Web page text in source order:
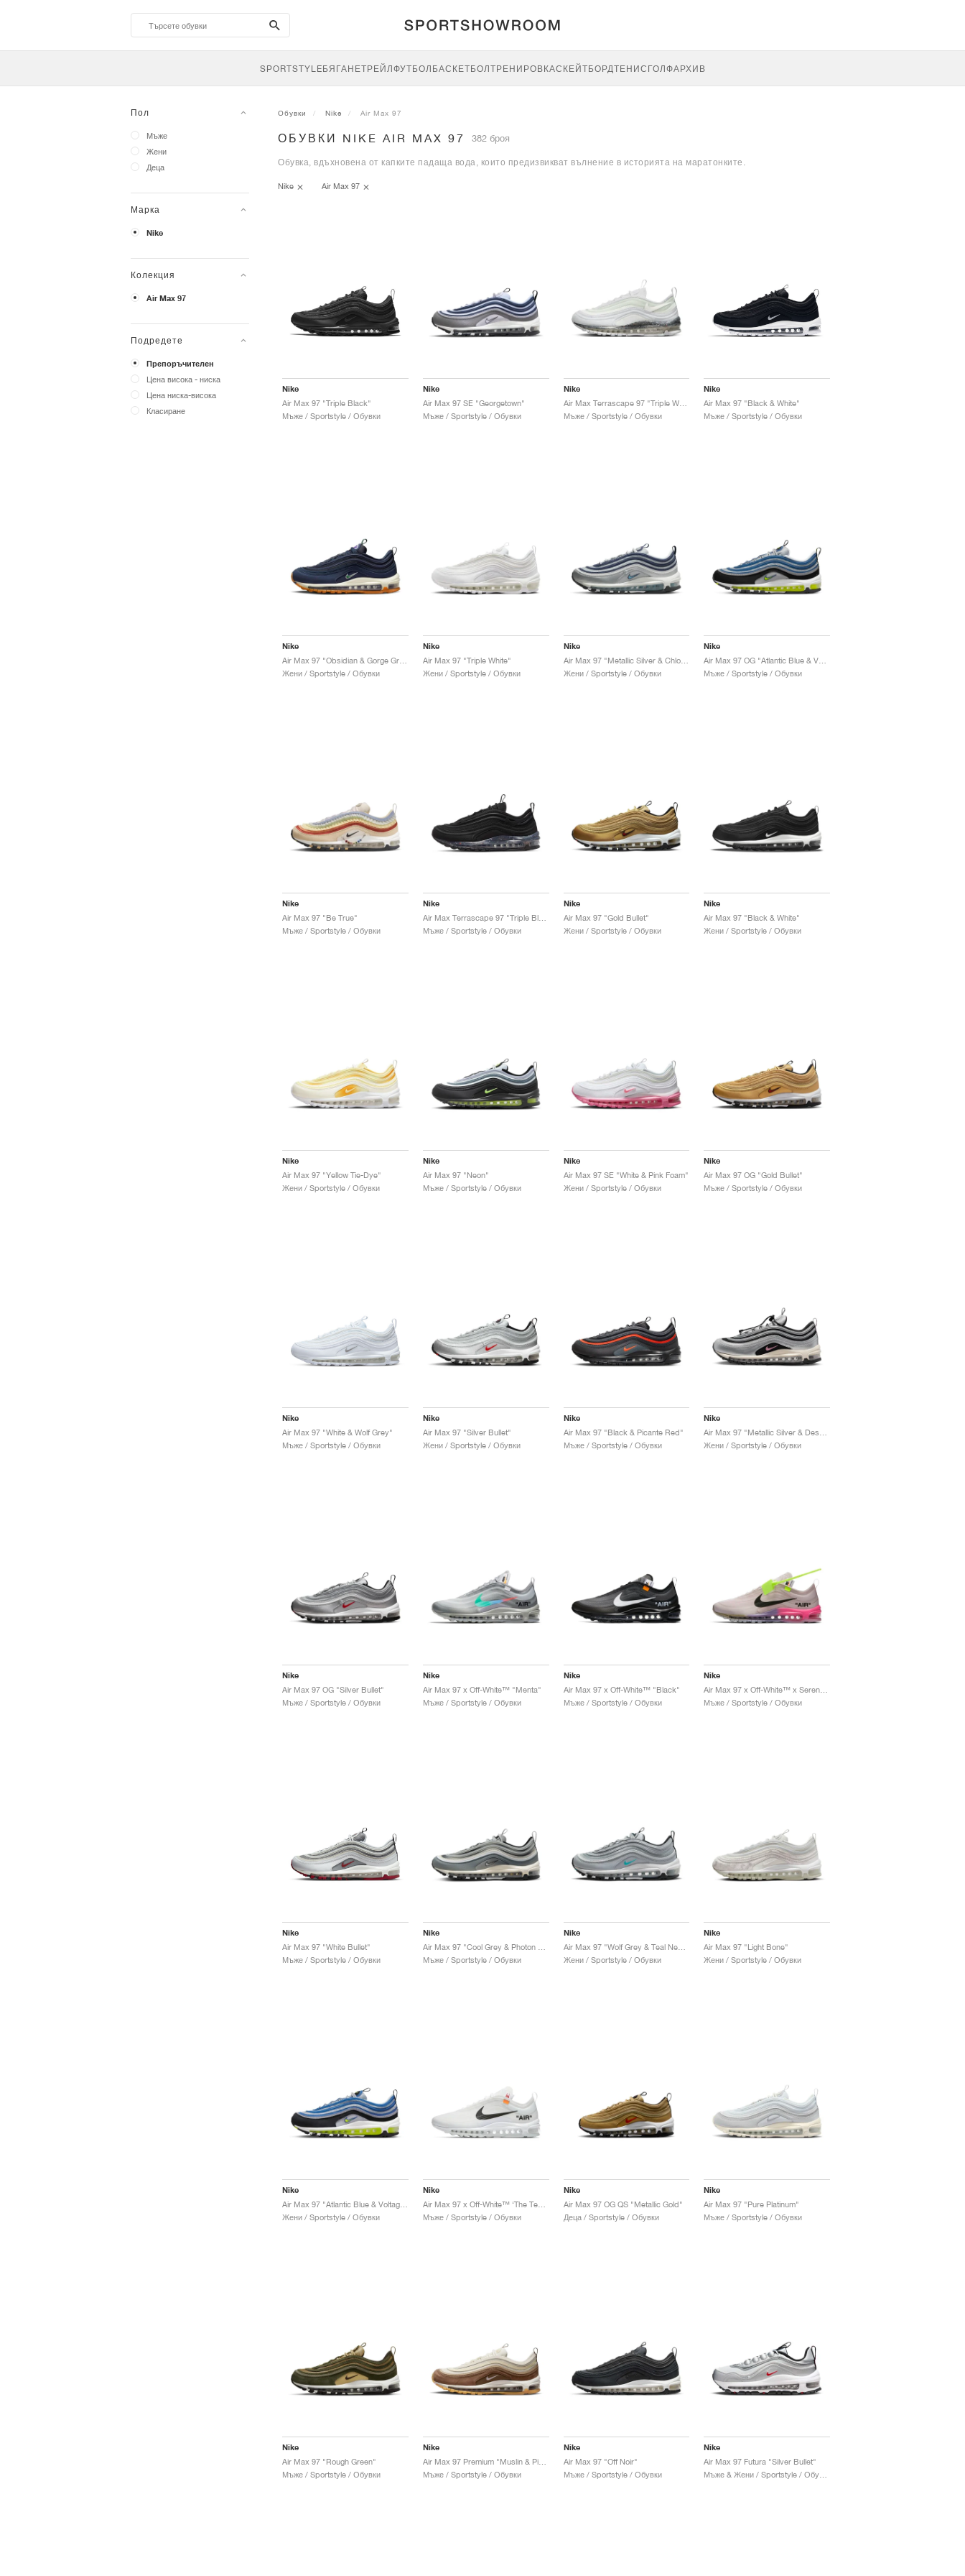
search-
btn
SPORTSTYLEБЯГАНЕТРЕЙЛФУТБОЛ БАСКЕТБОЛТРЕНИРОВКАСКЕЙТБОРДТЕНИС ГОЛФАРХИВ
Пол
Мъже
Жени
Деца
Марка
Nike
Колекция
Air Max 97
Подредете
Препоръчителен
Цена висока - ниска
Цена ниска-висока
Класиране
Обувки Nike Air Max 97
ОБУВКИ NIKE AIR MAX 97 382 броя
Обувка, вдъхновена от капките падаща вода, които предизвикват вълнение в историята на маратонките.
Nike Air Max 97
Nike
Air Max 97 "Triple Black"
Мъже / Sportstyle / Обувки
Nike
Air Max 97 SE "Georgetown"
Мъже / Sportstyle / Обувки
Nike
Air Max Terrascape 97 "Triple White"
Мъже / Sportstyle / Обувки
Nike
Air Max 97 "Black & White"
Мъже / Sportstyle / Обувки
Nike
Жени / Sportstyle / Обувки
Nike
Air Max 97 "Triple White"
Жени / Sportstyle / Обувки
Nike
Air Max 97 "Metallic Silver & Chlorine Blue"
Жени / Sportstyle / Обувки
Nike
Мъже / Sportstyle / Обувки
Nike
Air Max 97 "Be True"
Мъже / Sportstyle / Обувки
Nike
Air Max Terrascape 97 "Triple Black"
Мъже / Sportstyle / Обувки
Nike
Air Max 97 "Gold Bullet"
Жени / Sportstyle / Обувки
Nike
Air Max 97 "Black & White"
Жени / Sportstyle / Обувки
Nike
Air Max 97 "Yellow Tie-Dye"
Жени / Sportstyle / Обувки
Nike
Air Max 97 "Neon"
Мъже / Sportstyle / Обувки
Nike
Air Max 97 SE "White & Pink Foam"
Жени / Sportstyle / Обувки
Nike
Air Max 97 OG "Gold Bullet"
Мъже / Sportstyle / Обувки
Nike
Air Max 97 "White & Wolf Grey"
Мъже / Sportstyle / Обувки
Nike
Air Max 97 "Silver Bullet"
Жени / Sportstyle / Обувки
Nike
Air Max 97 "Black & Picante Red"
Мъже / Sportstyle / Обувки
Nike
Жени / Sportstyle / Обувки
Nike
Air Max 97 OG "Silver Bullet"
Мъже / Sportstyle / Обувки
Nike
Air Max 97 x Off-White™ "Menta"
Мъже / Sportstyle / Обувки
Nike
Air Max 97 x Off-White™ "Black"
Мъже / Sportstyle / Обувки
Nike
Мъже / Sportstyle / Обувки
Nike
Air Max 97 "White Bullet"
Мъже / Sportstyle / Обувки
Nike
Мъже / Sportstyle / Обувки
Nike
Air Max 97 "Wolf Grey & Teal Nebula"
Жени / Sportstyle / Обувки
Nike
Air Max 97 "Light Bone"
Жени / Sportstyle / Обувки
Nike
Жени / Sportstyle / Обувки
Nike
Air Max 97 x Off-White™ ‘The Ten’ "White"
Мъже / Sportstyle / Обувки
Nike
Air Max 97 OG QS "Metallic Gold"
Деца / Sportstyle / Обувки
Nike
Air Max 97 "Pure Platinum"
Мъже / Sportstyle / Обувки
Nike
Air Max 97 "Rough Green"
Мъже / Sportstyle / Обувки
Nike
Air Max 97 Premium "Muslin & Pink Foam"
Мъже / Sportstyle / Обувки
Nike
Air Max 97 "Off Noir"
Мъже / Sportstyle / Обувки
Nike
Air Max 97 Futura "Silver Bullet"